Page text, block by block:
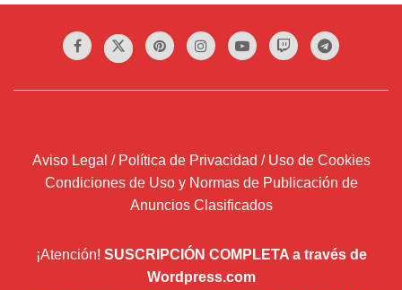
Aviso Legal / Política de Privacidad / Uso de Cookies
Condiciones de Uso y Normas de Publicación de
Anuncios Clasificados
¡Atención! SUSCRIPCIÓN COMPLETA a través de
Wordpress.com